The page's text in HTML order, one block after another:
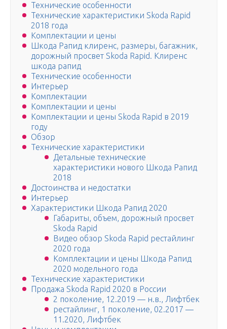
Технические особенности
Технические характеристики Skoda Rapid
2018 года
Комплектации и цены
Шкода Рапид клиренс, размеры, багажник,
дорожный просвет Skoda Rapid. Клиренс
шкода рапид
Технические особенности
Интерьер
Комплектации
Комплектации и цены
Комплектации и цены Skoda Rapid в 2019
году
Обзор
Технические характеристики
Детальные технические
характеристики нового Шкода Рапид
2018
Достоинства и недостатки
Интерьер
Характеристики Шкода Рапид 2020
Габариты, объем, дорожный просвет
Skoda Rapid
Видео обзор Skoda Rapid рестайлинг
2020 года
Комплектации и цены Шкода Рапид
2020 модельного года
Технические характеристики
Продажа Skoda Rapid 2020 в России
2 поколение, 12.2019 — н.в., Лифтбек
рестайлинг, 1 поколение, 02.2017 —
11.2020, Лифтбек